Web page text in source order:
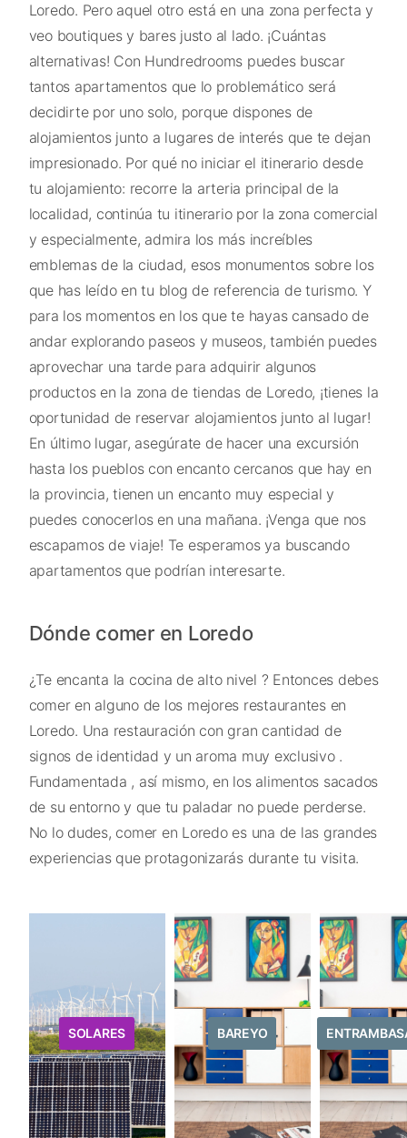
Loredo. Pero aquel otro está en una zona perfecta y
veo boutiques y bares justo al lado. ¡Cuántas
alternativas! Con Hundredrooms puedes buscar
tantos apartamentos que lo problemático será
decidirte por uno solo, porque dispones de
alojamientos junto a lugares de interés que te dejan
impresionado. Por qué no iniciar el itinerario desde
tu alojamiento: recorre la arteria principal de la
localidad, continúa tu itinerario por la zona comercial
y especialmente, admira los más increíbles
emblemas de la ciudad, esos monumentos sobre los
que has leído en tu blog de referencia de turismo. Y
para los momentos en los que te hayas cansado de
andar explorando paseos y museos, también puedes
aprovechar una tarde para adquirir algunos
productos en la zona de tiendas de Loredo, ¡tienes la
oportunidad de reservar alojamientos junto al lugar!
En último lugar, asegúrate de hacer una excursión
hasta los pueblos con encanto cercanos que hay en
la provincia, tienen un encanto muy especial y
puedes conocerlos en una mañana. ¡Venga que nos
escapamos de viaje! Te esperamos ya buscando
apartamentos que podrían interesarte.
Dónde comer en Loredo
¿Te encanta la cocina de alto nivel ? Entonces debes
comer en alguno de los mejores restaurantes en
Loredo. Una restauración con gran cantidad de
signos de identidad y un aroma muy exclusivo .
Fundamentada , así mismo, en los alimentos sacados
de su entorno y que tu paladar no puede perderse.
No lo dudes, comer en Loredo es una de las grandes
experiencias que protagonizarás durante tu visita.
SOLARES BAREYO